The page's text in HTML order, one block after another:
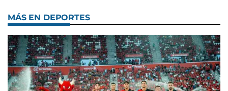
MÁS EN DEPORTES